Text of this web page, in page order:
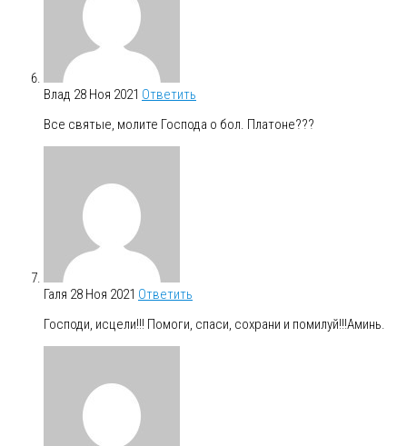
Влад 28 Ноя 2021 Ответить
Все святые, молите Господа о бол. Платоне???
Галя 28 Ноя 2021 Ответить
Господи, исцели!!! Помоги, спаси, сохрани и помилуй!!!Аминь.